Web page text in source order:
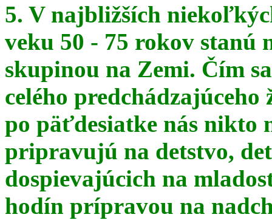
5. V najbližších
veku 50 - 75 rokov stanú
skupinou na Zemi. Čím
celého
po päťdesiatke nás nikto
pripravujú na detstvo,
dospievajúcich na
hodín prípravou na